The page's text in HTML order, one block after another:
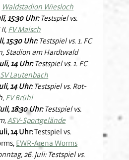
Waldstadion Wiesloch
15:30 Uhr:Testspiel vs.
FV Malsch
15:30 Uhr:Testspiel vs. 1. FC
Stadion am Hardtwald
14 Uhr:Testspiel vs. 1. FC
SV Lautenbach
14 Uhr:Testspiel vs. Rot-
FV Brühl
18:30 Uhr:Testspiel vs.
ASV-Sportgelände
14 Uhr:Testspiel vs.
EWR-Arena Worms
26. Juli: Testspiel vs.